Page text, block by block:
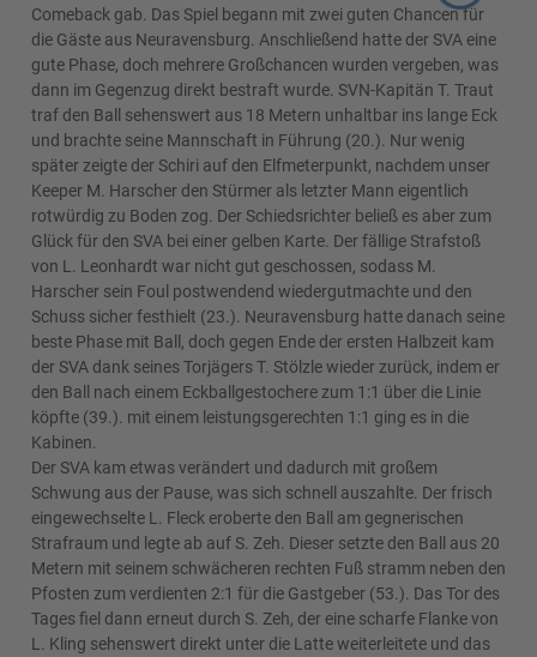
Comeback gab. Das Spiel begann mit zwei guten Chancen für
die Gäste aus Neuravensburg. Anschließend hatte der SVA eine
gute Phase, doch mehrere Großchancen wurden vergeben, was
dann im Gegenzug direkt bestraft wurde. SVN-Kapitän T. Traut
traf den Ball sehenswert aus 18 Metern unhaltbar ins lange Eck
und brachte seine Mannschaft in Führung (20.). Nur wenig
später zeigte der Schiri auf den Elfmeterpunkt, nachdem unser
Keeper M. Harscher den Stürmer als letzter Mann eigentlich
rotwürdig zu Boden zog. Der Schiedsrichter beließ es aber zum
Glück für den SVA bei einer gelben Karte. Der fällige Strafstoß
von L. Leonhardt war nicht gut geschossen, sodass M.
Harscher sein Foul postwendend wiedergutmachte und den
Schuss sicher festhielt (23.). Neuravensburg hatte danach seine
beste Phase mit Ball, doch gegen Ende der ersten Halbzeit kam
der SVA dank seines Torjägers T. Stölzle wieder zurück, indem er
den Ball nach einem Eckballgestochere zum 1:1 über die Linie
köpfte (39.). mit einem leistungsgerechten 1:1 ging es in die
Kabinen.
Der SVA kam etwas verändert und dadurch mit großem
Schwung aus der Pause, was sich schnell auszahlte. Der frisch
eingewechselte L. Fleck eroberte den Ball am gegnerischen
Strafraum und legte ab auf S. Zeh. Dieser setzte den Ball aus 20
Metern mit seinem schwächeren rechten Fuß stramm neben den
Pfosten zum verdienten 2:1 für die Gastgeber (53.). Das Tor des
Tages fiel dann erneut durch S. Zeh, der eine scharfe Flanke von
L. Kling sehenswert direkt unter die Latte weiterleitete und das